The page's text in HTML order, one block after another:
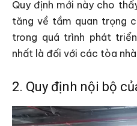
Quy định mới này cho
tăng về tầm quan trọng
trong quá trình phát
nhất là đối với các tòa
2. Quy định nội bộ